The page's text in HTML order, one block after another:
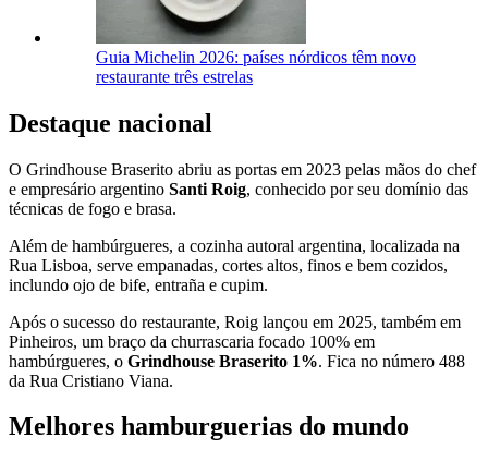
Guia Michelin 2026: países nórdicos têm novo
restaurante três estrelas
Destaque nacional
O Grindhouse Braserito abriu as portas em 2023 pelas mãos do chef
e empresário argentino Santi Roig, conhecido por seu domínio das
técnicas de fogo e brasa.
Além de hambúrgueres, a cozinha autoral argentina, localizada na
Rua Lisboa, serve empanadas, cortes altos, finos e bem cozidos,
inclundo ojo de bife, entraña e cupim.
Após o sucesso do restaurante, Roig lançou em 2025, também em
Pinheiros, um braço da churrascaria focado 100% em
hambúrgueres, o Grindhouse Braserito 1%. Fica no número 488
da Rua Cristiano Viana.
Melhores hamburguerias do mundo